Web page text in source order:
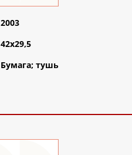
2003
42х29,5
Бумага; тушь